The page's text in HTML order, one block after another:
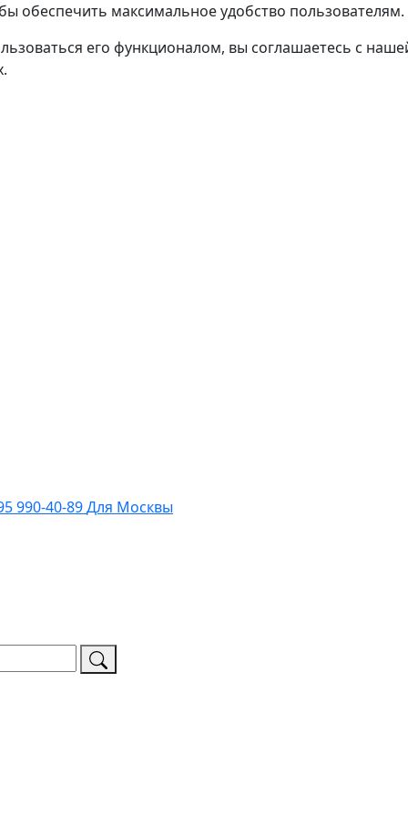
обеспечить максимальное удобство пользователям.
его функционалом, вы соглашаетесь с
990-40-89Для Москвы